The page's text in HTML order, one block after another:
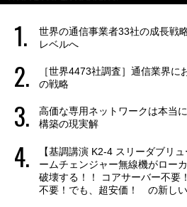
世界の通信事業者33社の成長戦
レベルへ
［世界4473社調査］通信業界
の戦略
高価な専用ネットワークは本当
構築の現実解
【基調講演 K2-4 スリーダブリ
ームチェンジャー無線機がロー
破壊する！！ コアサーバー不要
不要！でも、超安価！ の新し